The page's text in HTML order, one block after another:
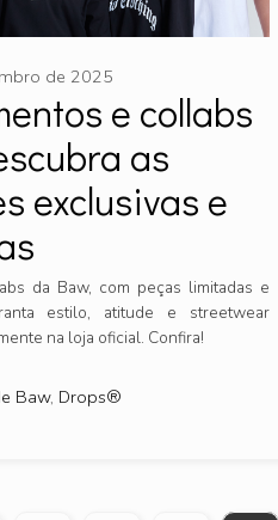
e collabs
as
exclusivas e
de 2025
da Baw, com peças limitadas e
estilo, atitude e streetwear
na loja oficial. Confira!
Baw, Drops®